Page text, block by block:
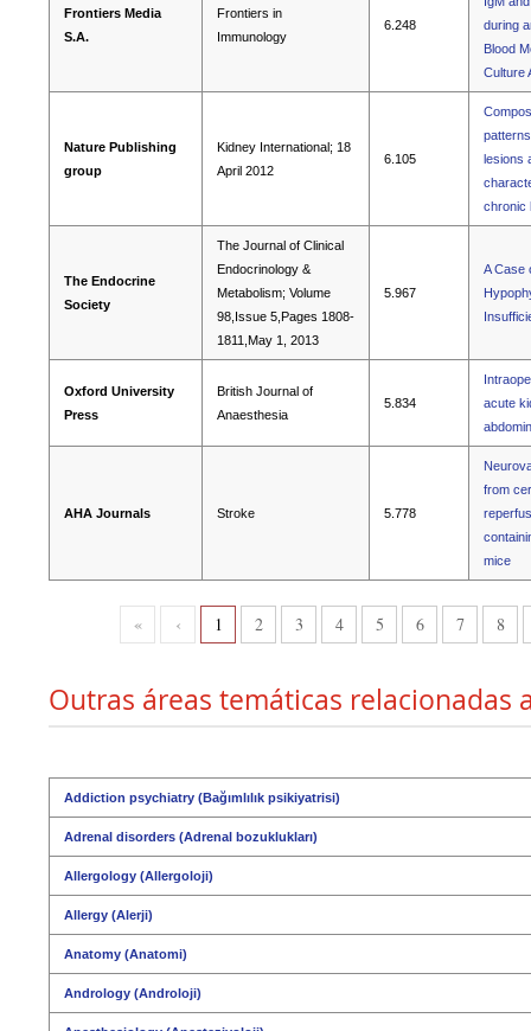
Frontiers Media
S.A.
Frontiers in
Immunology
6.248
during
Blood
Culture
Nature Publishing
group
Kidney International; 18
April 2012
6.105
lesions
chronic
The Endocrine
Society
The Journal of Clinical
Endocrinology &
Metabolism; Volume
98,Issue 5,Pages 1808-
1811,May 1, 2013
5.967
A Case
Oxford University
Press
British Journal of
Anaesthesia
5.834
acute
AHA Journals Stroke 5.778
from
mice
« ‹ 1 2 3 4 5 6 7 8
Outras áreas temáticas relacionadas
Addiction psychiatry (Bağımlılık psikiyatrisi)
Adrenal disorders (Adrenal bozuklukları)
Allergology (Allergoloji)
Allergy (Alerji)
Anatomy (Anatomi)
Andrology (Androloji)